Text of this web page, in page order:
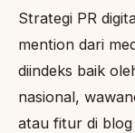
Strategi PR
mention dari
diindeks baik
nasional,
atau fitur di